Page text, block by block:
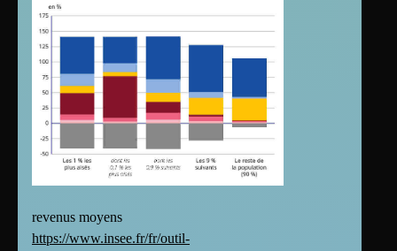
revenus moyens
https://www.insee.fr/fr/outil-